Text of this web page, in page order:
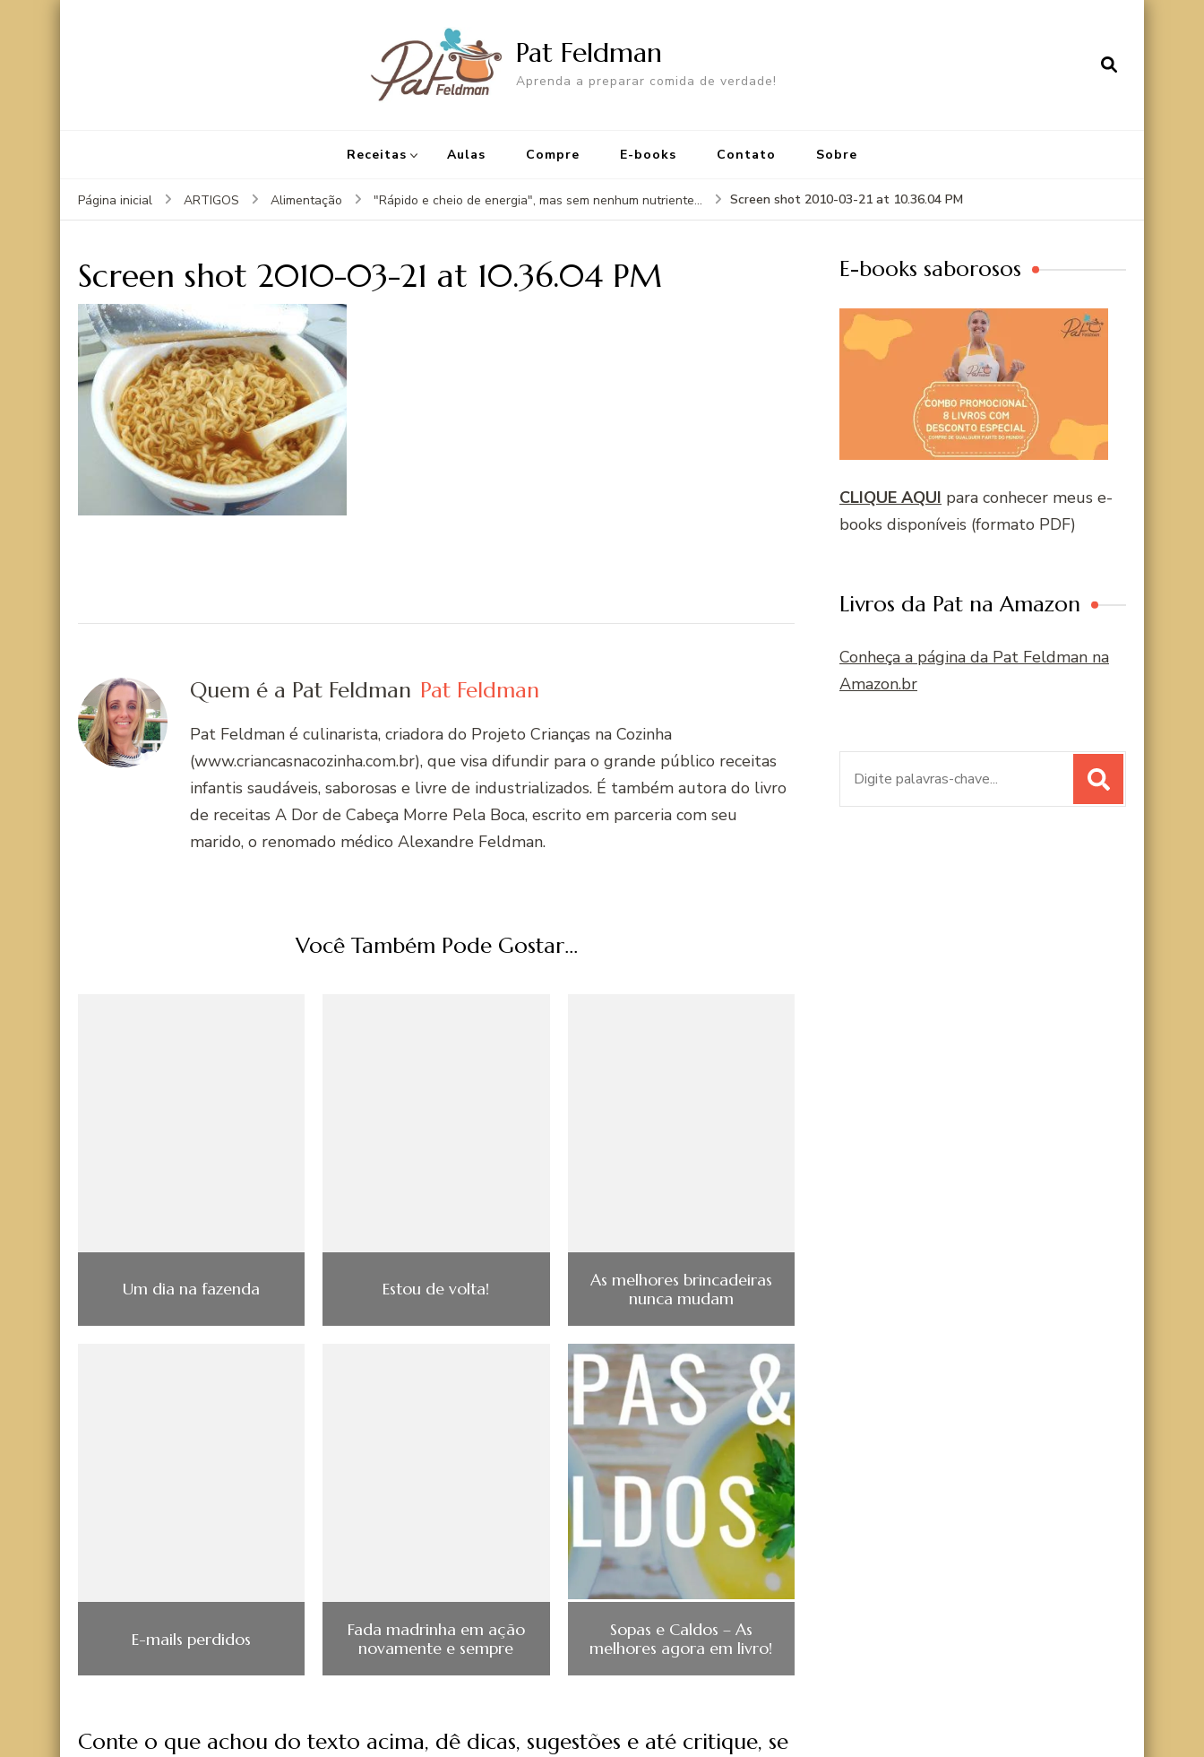
Pat Feldman
Aprenda a preparar comida de verdade!
Receitas Aulas Compre E-books Contato Sobre
Página inicial ARTIGOS Alimentação "Rápido e cheio de energia", mas sem nenhum nutriente... Screen shot 2010-03-21 at 10.36.04 PM
Screen shot 2010-03-21 at 10.36.04 PM
Quem é a Pat Feldman Pat Feldman
Pat Feldman é culinarista, criadora do Projeto Crianças na Cozinha
(www.criancasnacozinha.com.br), que visa difundir para o grande público receitas
infantis saudáveis, saborosas e livre de industrializados. É também autora do livro
de receitas A Dor de Cabeça Morre Pela Boca, escrito em parceria com seu
marido, o renomado médico Alexandre Feldman.
Você Também Pode Gostar...
Um dia na fazenda Estou de volta!
As melhores brincadeiras
nunca mudam
E-mails perdidos
Fada madrinha em ação
novamente e sempre
Sopas e Caldos – As
melhores agora em livro!
Conte o que achou do texto acima, dê dicas, sugestões e até critique, se
E-books saborosos
CLIQUE AQUI para conhecer meus e-
books disponíveis (formato PDF)
Livros da Pat na Amazon
Conheça a página da Pat Feldman na
Amazon.br